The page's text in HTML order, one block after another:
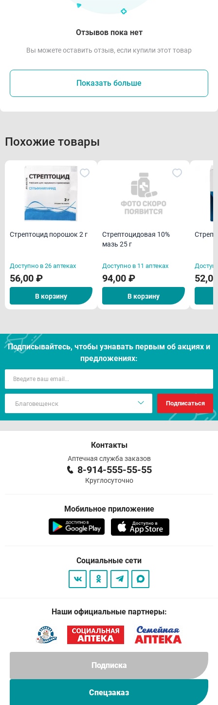
Подписка
Спецзаказ
Отзывов пока нет
Вы можете оставить отзыв, если купили этот товар
Показать больше
Похожие товары
Стрептоцид порошок 2 г
Доступно в 26 аптеках
56,00 ₽
В корзину
Стрептоцидовая 10%
мазь 25 г
Доступно в 11 аптеках
94,00 ₽
В корзину
Подписывайтесь, чтобы узнавать первым об акцияx и
предложениях:
Подписаться
Контакты
Аптечная служба заказов
8-914-555-55-55
Круглосуточно
Мобильное приложение
Социальные сети
Наши официальные партнеры: